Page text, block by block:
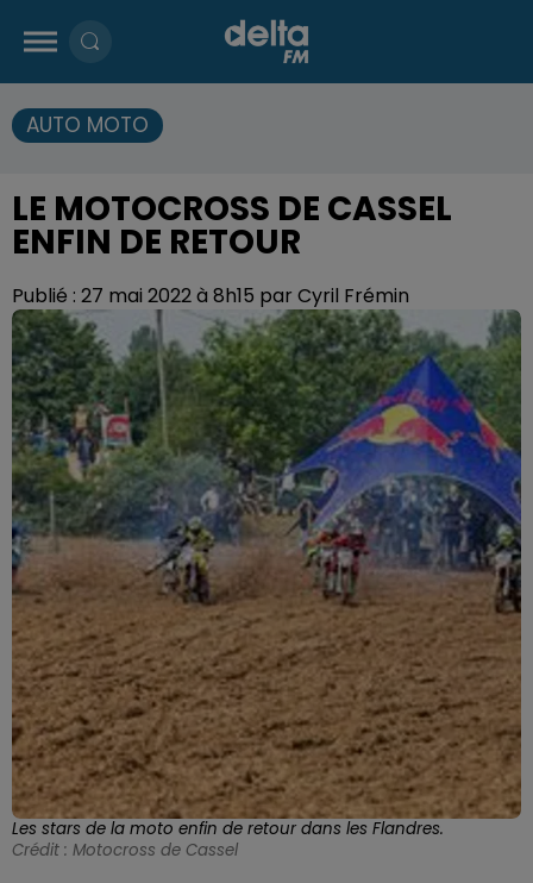
AUTO MOTO
LE MOTOCROSS DE CASSEL
ENFIN DE RETOUR
Publié : 27 mai 2022 à 8h15 par Cyril Frémin
Les stars de la moto enfin de retour dans les Flandres.
Crédit : Motocross de Cassel